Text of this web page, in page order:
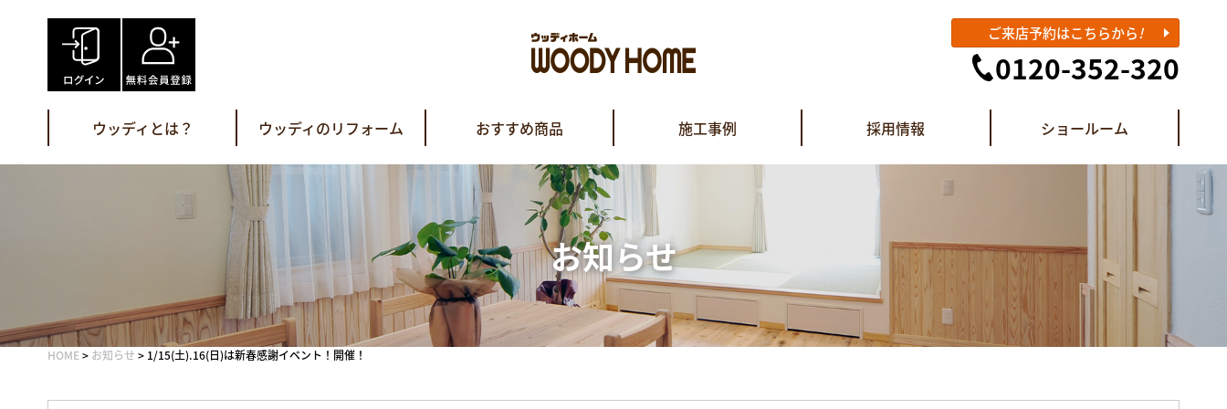
ご来店予約はこちらから!
0120-352-320
ウッディとは？ ウッディのリフォーム おすすめ商品 施工事例 採用情報 ショールーム
お知らせ
HOME> お知らせ > 1/15(土).16(日)は新春感謝イベント！開催！